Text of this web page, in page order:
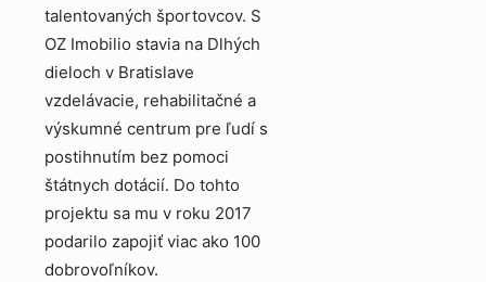
talentovaných športovcov. S
OZ Imobilio stavia na Dlhých
dieloch v Bratislave
vzdelávacie, rehabilitačné a
výskumné centrum pre ľudí s
postihnutím bez pomoci
štátnych dotácií. Do tohto
projektu sa mu v roku 2017
podarilo zapojiť viac ako 100
dobrovoľníkov.